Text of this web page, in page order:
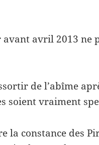
avril 2013 ne
de l’abîme
soient vraiment
la constance des